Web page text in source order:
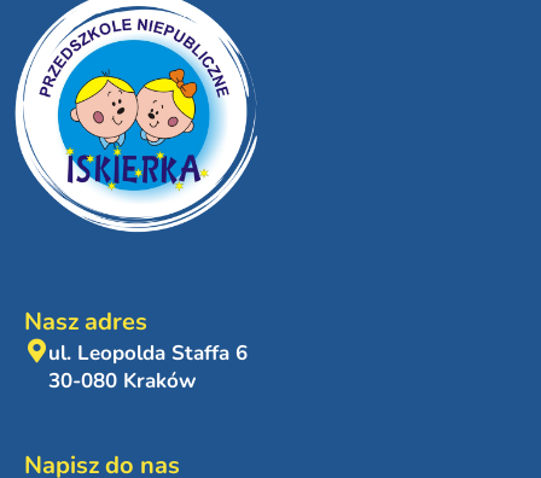
Nasz adres
ul. Leopolda Staffa 6
30-080 Kraków
Napisz do nas